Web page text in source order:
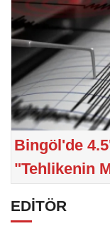
Bingöl'de
"Tehlikenin
EDİTÖR